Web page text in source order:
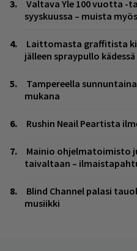
Valtava Yle 100 vuotta -
syyskuussa – muista
Laittomasta graffitista
jälleen spraypullo
Tampereella
mukana
Rushin Neail Peartista
Mainio ohjelmatoimisto
taivaltaan –
Blind Channel palasi
musiikki